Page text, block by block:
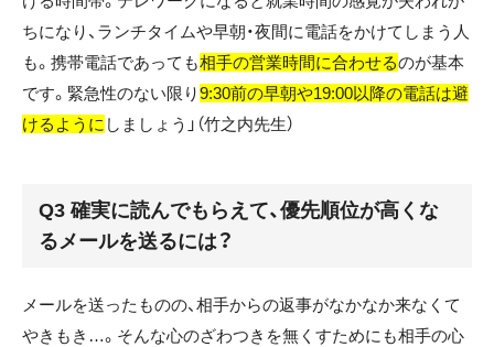
ちになり、ランチタイムや早朝・夜間に電話をかけてしまう人
も。携帯電話であっても相手の営業時間に合わせるのが基本
です。緊急性のない限り9:30前の早朝や19:00以降の電話は避
けるように しましょう」（竹之内先生）
Q3 確実に読んでもらえて、優先順位が高くな
るメールを送るには？
メールを送ったものの、相手からの返事がなかなか来なくて
やきもき…。そんな心のざわつきを無くすためにも相手の心